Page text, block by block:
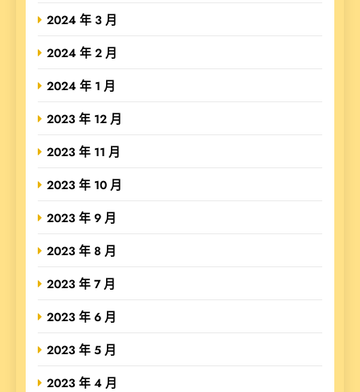
2024 年 3 月
2024 年 2 月
2024 年 1 月
2023 年 12 月
2023 年 11 月
2023 年 10 月
2023 年 9 月
2023 年 8 月
2023 年 7 月
2023 年 6 月
2023 年 5 月
2023 年 4 月